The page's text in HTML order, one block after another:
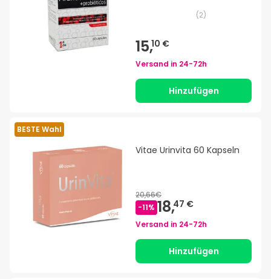
(2)
15,10 €
Versand in 24-72h
Hinzufügen
BESTE Wahl
Vitae Urinvita 60 Kapseln
20,66€
-11% 18,47 €
Versand in 24-72h
Hinzufügen